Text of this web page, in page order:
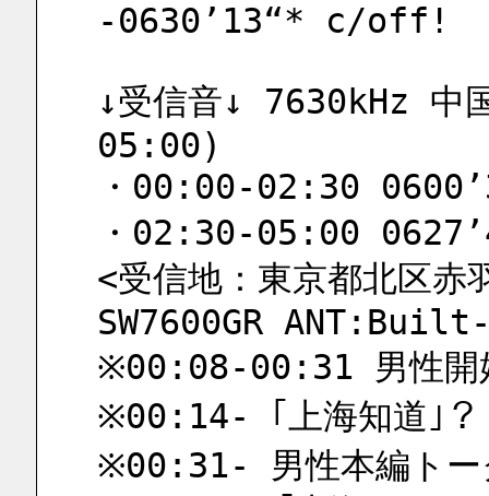
-0630’13“* c/off!
↓受信音↓ 7630kHz
05:00)
・00:00-02:30
・02:30-05:00
<受信地：東京都北区
SW7600GR
※00:08-00:31 男性開
※00:14- ｢上海知道｣？
※00:31- 男性本編トー